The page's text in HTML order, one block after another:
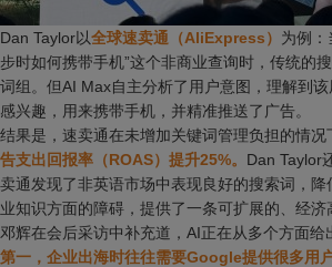
Dan Taylor以全球速卖通（AliExpress） 为例：
步时如何携带手机”这个非商业查询时，传统的
词组。但AI Max自主分析了用户意图，理解到
感兴趣，用来携带手机，并精准推送了广告。
结果是，速卖通在未增加关键词管理负担的情况
告支出回报率（ROAS）提升25%。 Dan Taylor
卖通发现了非英语市场中表现良好的搜索词，
业知识方面的障碍，提供了一条可扩展的、经济
邓辉在会后采访中补充道，AI正在从多个方面给
第一，企业出海时往往需要Google提供很多用户